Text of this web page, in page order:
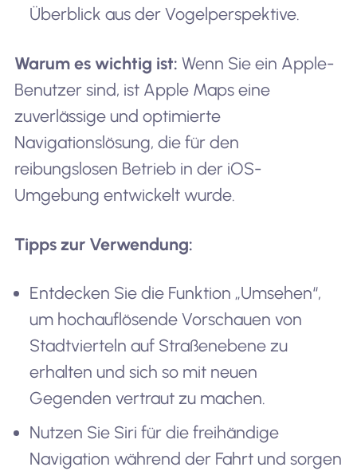
Überblick aus der Vogelperspektive.
Warum es wichtig ist: Wenn Sie ein Apple-
Benutzer sind, ist Apple Maps eine
zuverlässige und optimierte
Navigationslösung, die für den
reibungslosen Betrieb in der iOS-
Umgebung entwickelt wurde.
Tipps zur Verwendung:
Entdecken Sie die Funktion „Umsehen“,
um hochauflösende Vorschauen von
Stadtvierteln auf Straßenebene zu
erhalten und sich so mit neuen
Gegenden vertraut zu machen.
Nutzen Sie Siri für die freihändige
Navigation während der Fahrt und sorgen